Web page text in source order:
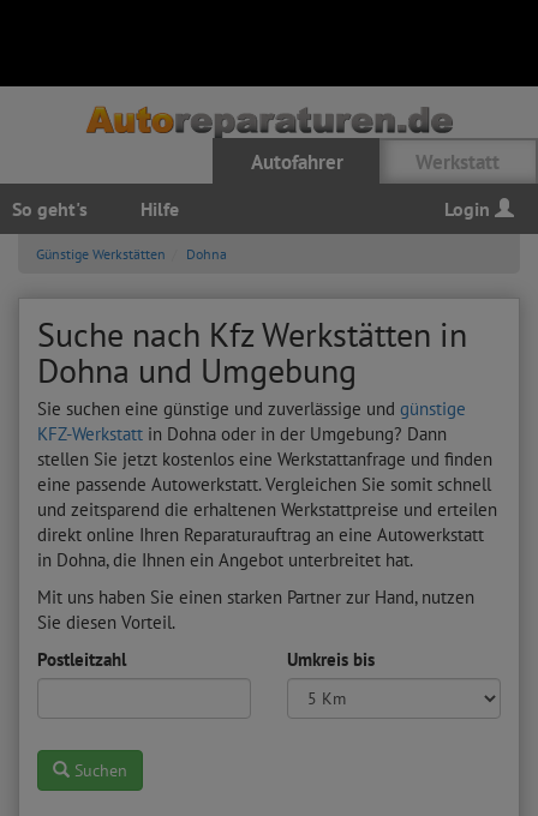
Autofahrer Werkstatt
So geht's Hilfe Login
Günstige Werkstätten Dohna
Suche nach Kfz Werkstätten in
Dohna und Umgebung
Sie suchen eine günstige und zuverlässige und günstige
KFZ-Werkstatt in Dohna oder in der Umgebung? Dann
stellen Sie jetzt kostenlos eine Werkstattanfrage und finden
eine passende Autowerkstatt. Vergleichen Sie somit schnell
und zeitsparend die erhaltenen Werkstattpreise und erteilen
direkt online Ihren Reparaturauftrag an eine Autowerkstatt
in Dohna, die Ihnen ein Angebot unterbreitet hat.
Mit uns haben Sie einen starken Partner zur Hand, nutzen
Sie diesen Vorteil.
Postleitzahl
Umkreis bis
Suchen